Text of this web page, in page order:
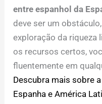
entre espanhol da
deve ser um
exploração da riqueza
os recursos certos,
fluentemente em
Descubra mais sobre
Espanha e América